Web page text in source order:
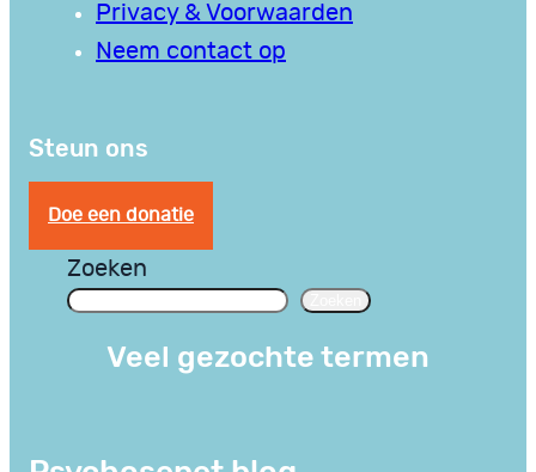
Privacy & Voorwaarden
Neem contact op
Steun ons
Doe een donatie
Zoeken
Veel gezochte termen